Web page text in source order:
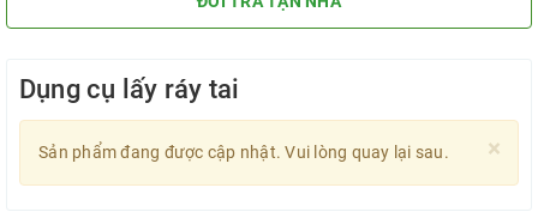
Dụng cụ lấy ráy tai
×
Sản phẩm đang được cập nhật. Vui lòng quay lại sau.